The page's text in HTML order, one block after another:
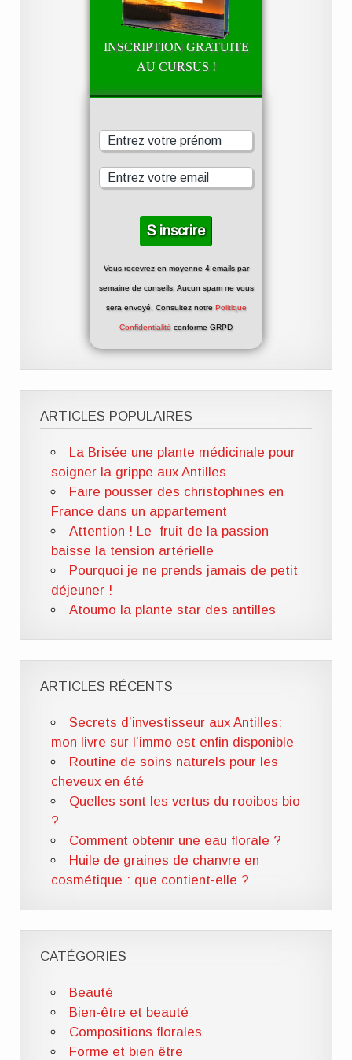
INSCRIPTION GRATUITE
AU CURSUS !
Vous recevrez en moyenne 4 emails par
semaine de conseils. Aucun spam ne vous
sera envoyé. Consultez notre Politique
Confidentialité conforme GRPD
ARTICLES POPULAIRES
La Brisée une plante médicinale pour
soigner la grippe aux Antilles
Faire pousser des christophines en
France dans un appartement
Attention ! Le fruit de la passion
baisse la tension artérielle
Pourquoi je ne prends jamais de petit
déjeuner !
Atoumo la plante star des antilles
ARTICLES RÉCENTS
Secrets d’investisseur aux Antilles:
mon livre sur l’immo est enfin disponible
Routine de soins naturels pour les
cheveux en été
Quelles sont les vertus du rooibos bio
?
Comment obtenir une eau florale ?
Huile de graines de chanvre en
cosmétique : que contient-elle ?
CATÉGORIES
Beauté
Bien-être et beauté
Compositions florales
Forme et bien être